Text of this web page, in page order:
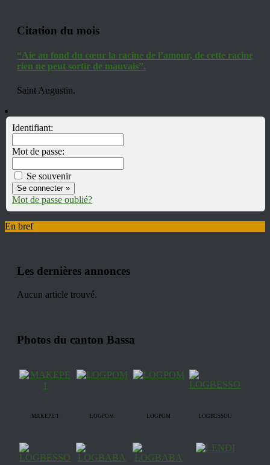
Citation du mois
“Aie au fond du cœur la racine de l’amour, de cette racine
rien ne peut sortir de mauvais”.
Saint Augustin.
Identifiant:
Mot de passe:
Se souvenir
Mot de passe oublié?
En bref
Les dernières annonces
Aucun article trouvé.
Photos du canton Bassa
MAKEPE 1 LOGPOM LOGPOM LOGBESSOU